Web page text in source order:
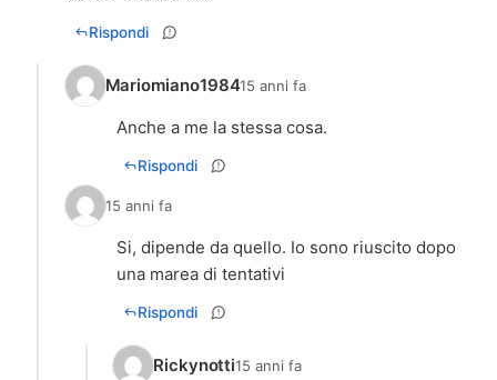
Rispondi
Mariomiano198415 anni fa
Anche a me la stessa cosa.
Rispondi
15 anni fa
Si, dipende da quello. Io sono riuscito dopo
una marea di tentativi
Rispondi
Rickynotti15 anni fa